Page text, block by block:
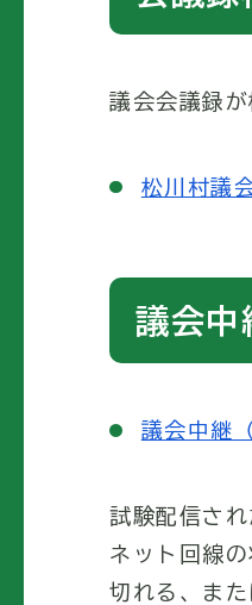
議会会議録
松川村議
議会中
議会中継
試験配信さ
ネット回線
切れる、ま